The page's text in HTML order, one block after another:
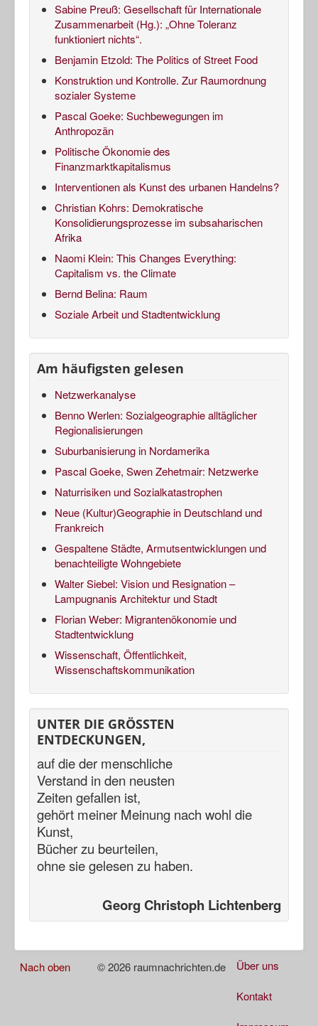
Sabine Preuß: Gesellschaft für Internationale
Zusammenarbeit (Hg.): „Ohne Toleranz
funktioniert nichts“.
Benjamin Etzold: The Politics of Street Food
Konstruktion und Kontrolle. Zur Raumordnung
sozialer Systeme
Pascal Goeke: Suchbewegungen im
Anthropozän
Politische Ökonomie des
Finanzmarktkapitalismus
Interventionen als Kunst des urbanen Handelns?
Christian Kohrs: Demokratische
Konsolidierungsprozesse im subsaharischen
Afrika
Naomi Klein: This Changes Everything:
Capitalism vs. the Climate
Bernd Belina: Raum
Soziale Arbeit und Stadtentwicklung
Am häufigsten gelesen
Netzwerkanalyse
Benno Werlen: Sozialgeographie alltäglicher
Regionalisierungen
Suburbanisierung in Nordamerika
Pascal Goeke, Swen Zehetmair: Netzwerke
Naturrisiken und Sozialkatastrophen
Neue (Kultur)Geographie in Deutschland und
Frankreich
Gespaltene Städte, Armutsentwicklungen und
benachteiligte Wohngebiete
Walter Siebel: Vision und Resignation –
Lampugnanis Architektur und Stadt
Florian Weber: Migrantenökonomie und
Stadtentwicklung
Wissenschaft, Öffentlichkeit,
Wissenschaftskommunikation
UNTER DIE GRÖSSTEN
ENTDECKUNGEN,
auf die der menschliche
Verstand in den neusten
Zeiten gefallen ist,
gehört meiner Meinung nach wohl die
Kunst,
Bücher zu beurteilen,
ohne sie gelesen zu haben.
Georg Christoph Lichtenberg
Über uns
Kontakt
Nach oben © 2026 raumnachrichten.de